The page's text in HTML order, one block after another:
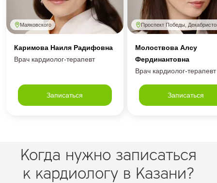
Маяковского
Каримова Наиля Радифовна
Врач кардиолог-терапевт
Записаться
Проспект Победы,
Молоствова Алсу
Фердинантовна
Врач кардиолог-терапевт
Записаться
Когда нужно записаться
к кардиологу в Казани?